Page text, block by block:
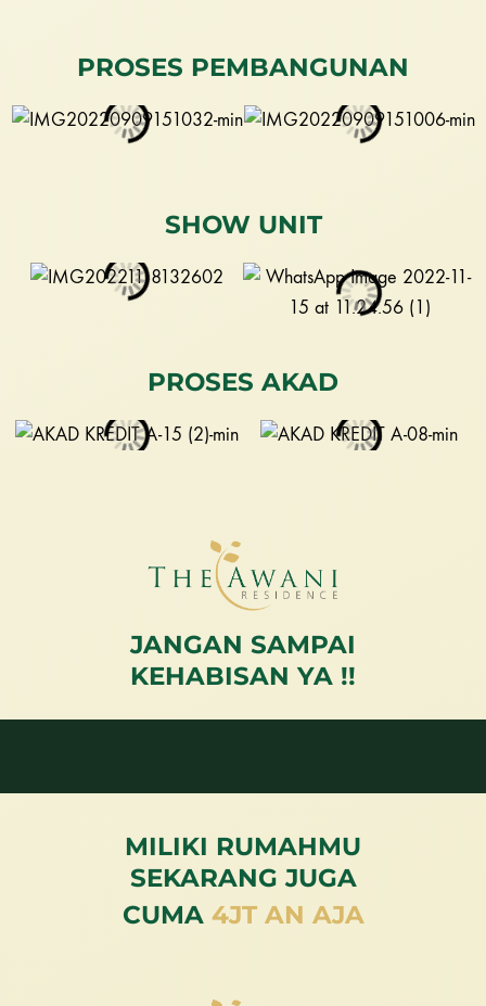
PROSES PEMBANGUNAN
SHOW UNIT
PROSES AKAD
JANGAN SAMPAI
KEHABISAN YA !!
MILIKI RUMAHMU
SEKARANG JUGA
CUMA4JT AN AJA